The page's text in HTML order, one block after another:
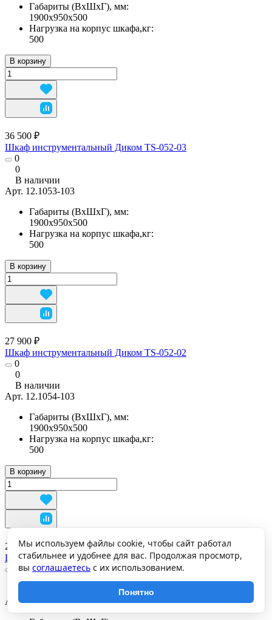
Габариты (ВхШхГ), мм:
1900х950х500
Нагрузка на корпус шкафа,кг:
500
В корзину
36 500 ₽
Шкаф инструментальный Диком TS-052-03
0
0
В наличии
Арт. 12.1053-103
Габариты (ВхШхГ), мм:
1900х950х500
Нагрузка на корпус шкафа,кг:
500
В корзину
27 900 ₽
Шкаф инструментальный Диком TS-052-02
0
0
В наличии
Арт. 12.1054-103
Габариты (ВхШхГ), мм:
1900х950х500
Нагрузка на корпус шкафа,кг:
500
В корзину
26 500 ₽
Шкаф инструментальный Диком TS-052-01
0
0
Арт.12.1052-103
Мы используем файлы cookie, чтобы сайт работал
стабильнее и удобнее для вас. Продолжая просмотр,
вы соглашаетесь с их использованием.
Понятно